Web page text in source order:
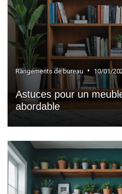
Rangements de bureau • 10/01/
Astuces pour un
abordable